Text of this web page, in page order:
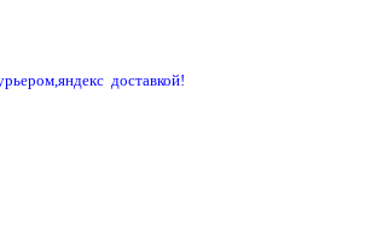
яндекс доставкой!